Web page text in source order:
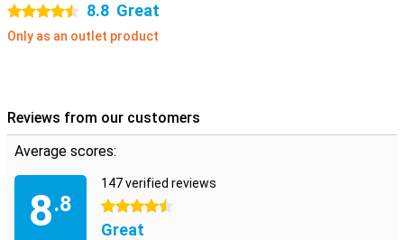
4.5 stars 8.8 Great
Only as an outlet product
Reviews from our customers
Average scores:
8.8
147 verified reviews
4.5 stars
Great